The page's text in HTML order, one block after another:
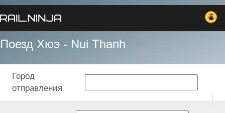
Поезд Хюэ - Nui Thanh
Город
отправления